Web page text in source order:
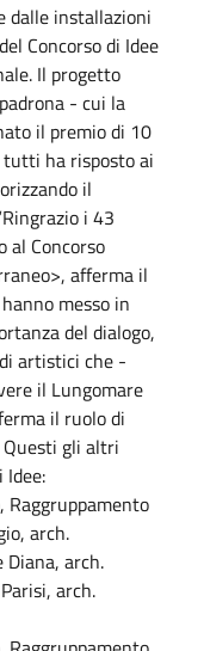
dalle installazioni
Concorso di Idee
Il progetto
- cui la
il premio di 10
ha risposto ai
il
i 43
al Concorso
afferma il
messo in
del dialogo,
artistici che -
il Lungomare
il ruolo di
Questi gli altri
Idee:
arch.
Diana, arch.
arch.